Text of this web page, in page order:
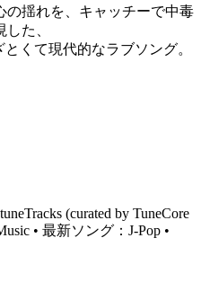
の揺れを、キャッチーで中毒
た、
くて現代的なラブソング。
(curated by TuneCore
• 最新ソング：J-Pop •